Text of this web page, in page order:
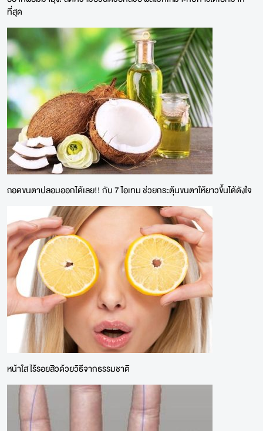
ที่สุด
ถอดขนตาปลอมออกได้เลย!! กับ 7 ไอเทม ช่วยกระตุ้นขนตาให้ยาวขึ้นได้ดังใจ
หน้าใส ไร้รอยสิวด้วยวิธีจากธรรมชาติ